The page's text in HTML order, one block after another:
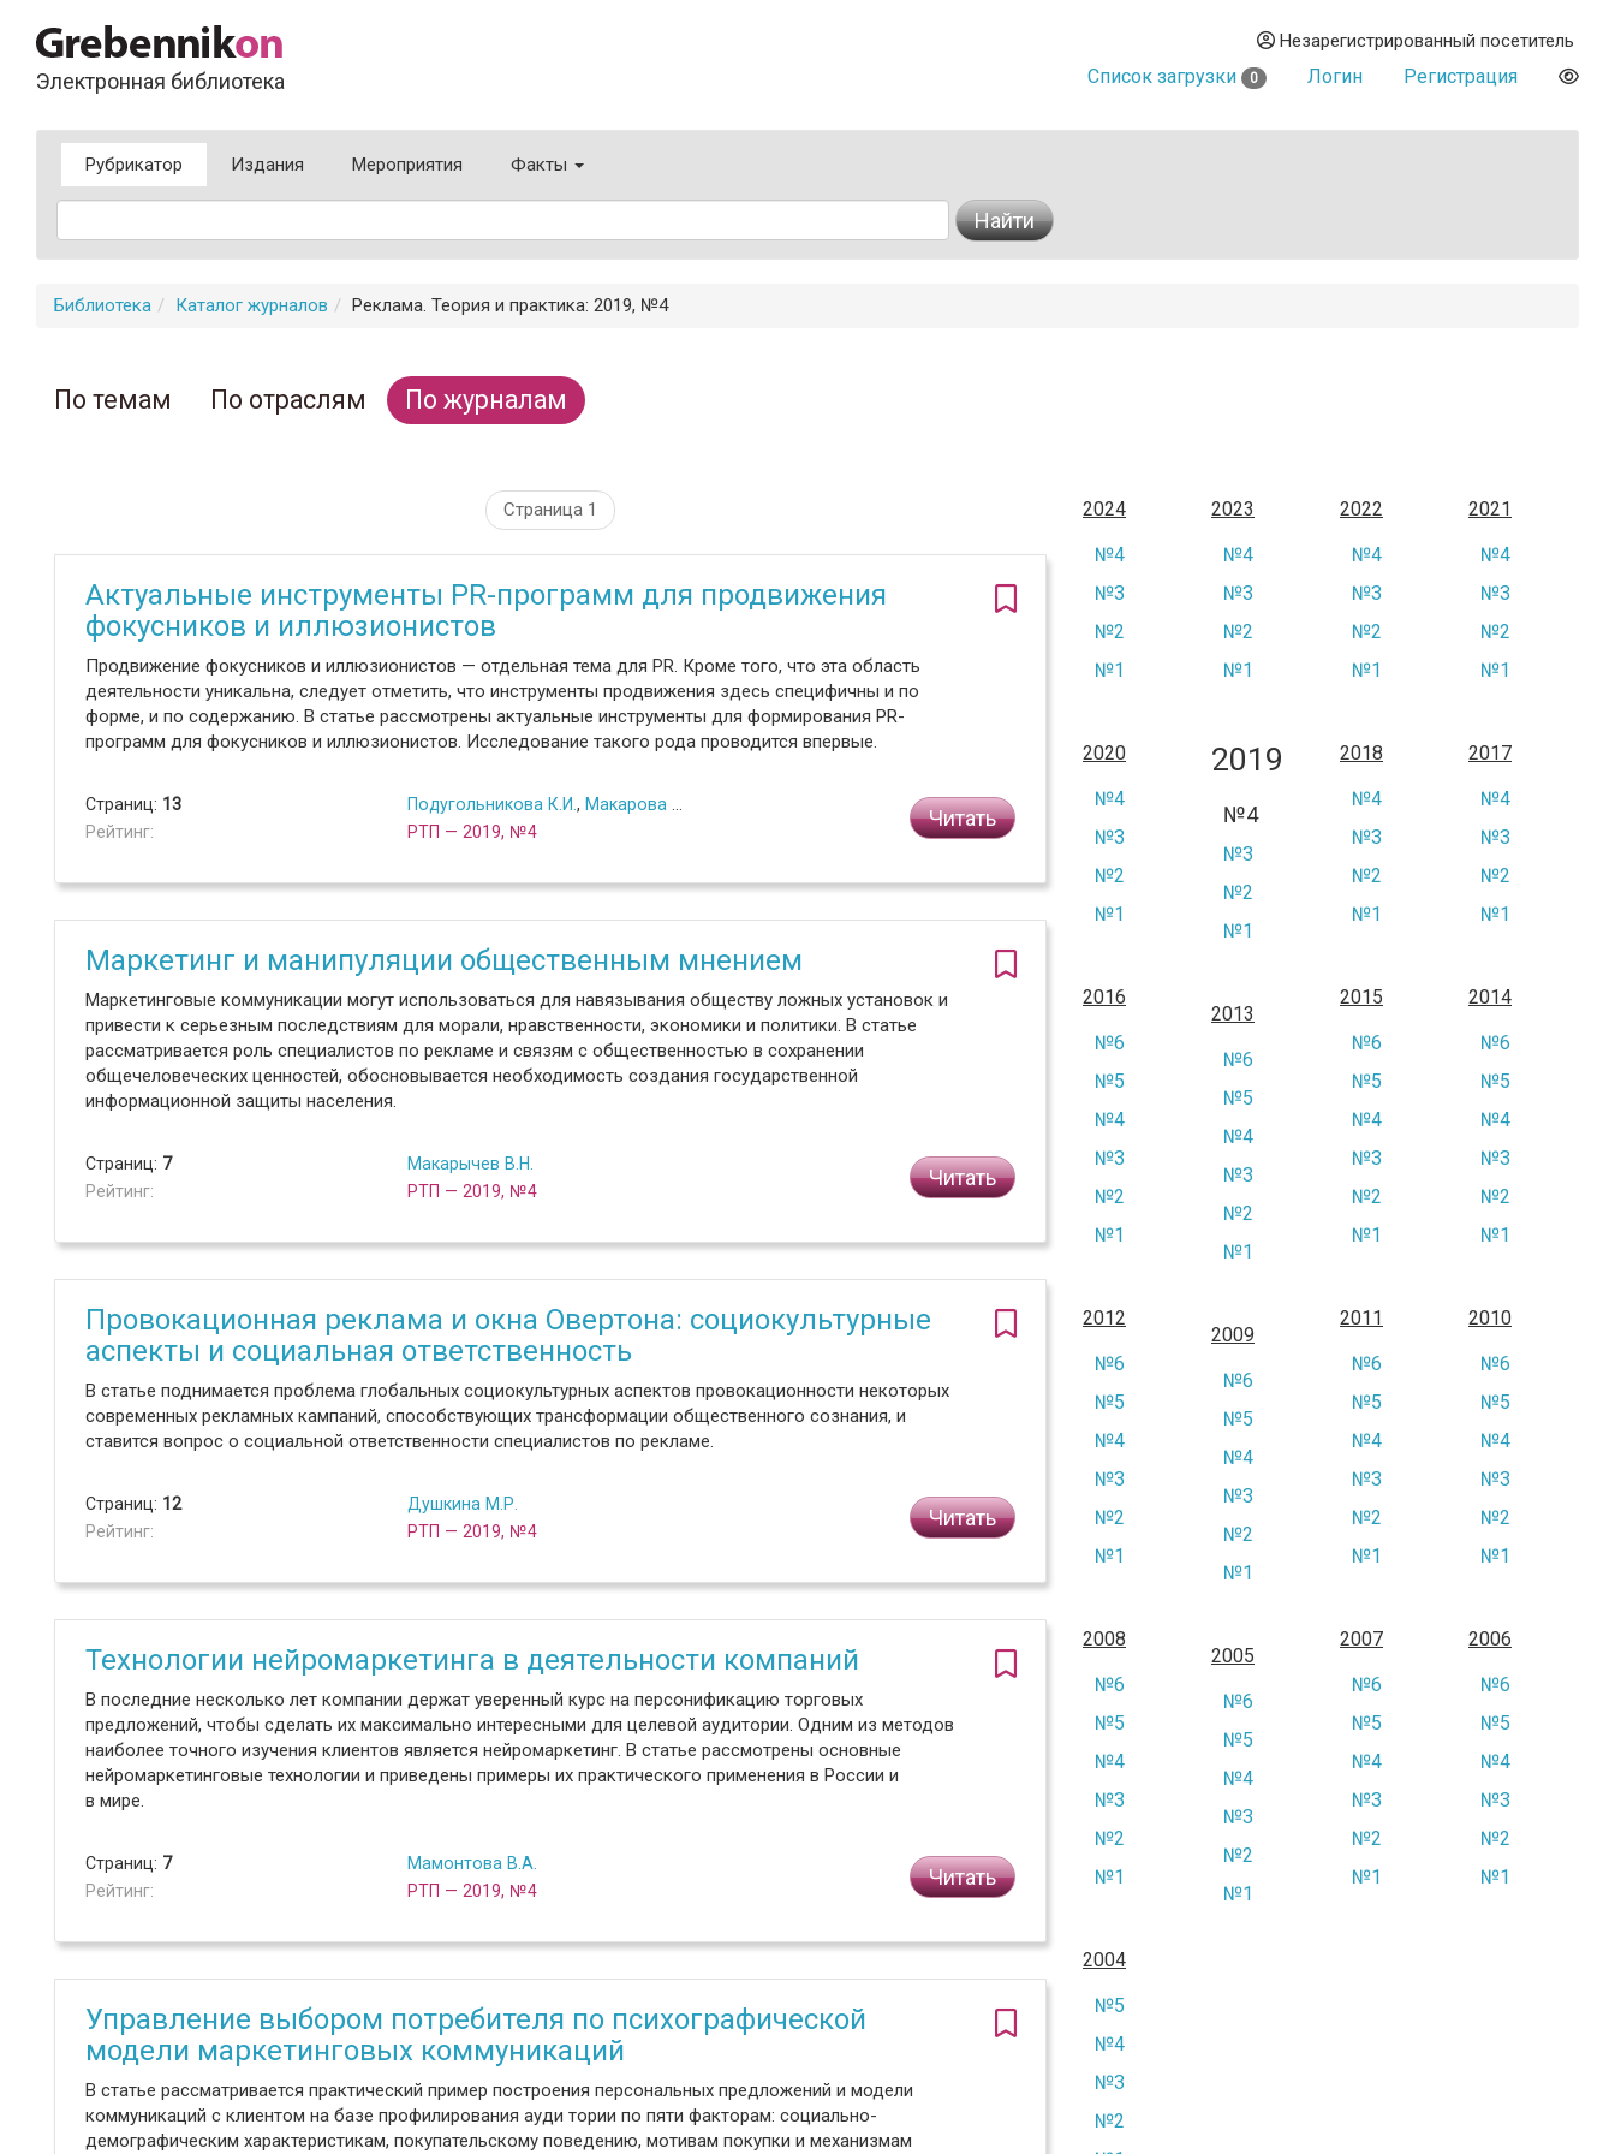
Электронная библиотека
Незарегистрированный посетитель
Список загрузки 0 Логин Регистрация
Рубрикатор Издания Мероприятия Факты
Найти
Библиотека Каталог журналов Реклама. Теория и практика: 2019, №4
По темам По отраслям По журналам
Страница 1
Актуальные инструменты PR-программ для продвижения
фокусников и иллюзионистов
Продвижение фокусников и иллюзионистов — отдельная тема для PR. Кроме того, что эта область
деятельности уникальна, следует отметить, что инструменты продвижения здесь специфичны и по
форме, и по содержанию. В статье рассмотрены актуальные инструменты для формирования PR-
программ для фокусников и иллюзионистов. Исследование такого рода проводится впервые.
Страниц: 13
Рейтинг:
Подугольникова К.И. , Макарова Т.Л.
РТП — 2019, №4
Читать
Маркетинг и манипуляции общественным мнением
Маркетинговые коммуникации могут использоваться для навязывания обществу ложных установок и
привести к серьезным последствиям для морали, нравственности, экономики и политики. В статье
рассматривается роль специалистов по рекламе и связям с общественностью в сохранении
общечеловеческих ценностей, обосновывается необходимость создания государственной
информационной защиты населения.
Страниц: 7
Рейтинг:
Макарычев В.Н.
РТП — 2019, №4
Читать
Провокационная реклама и окна Овертона: социокультурные
аспекты и социальная ответственность
В статье поднимается проблема глобальных социокультурных аспектов провокационности некоторых
современных рекламных кампаний, способствующих трансформации общественного сознания, и
ставится вопрос о социальной ответственности специалистов по рекламе.
Страниц: 12
Рейтинг:
Душкина М.Р.
РТП — 2019, №4
Читать
Технологии нейромаркетинга в деятельности компаний
В последние несколько лет компании держат уверенный курс на персонификацию торговых
предложений, чтобы сделать их максимально интересными для целевой аудитории. Одним из методов
наиболее точного изучения клиентов является нейромаркетинг. В статье рассмотрены основные
нейромаркетинговые технологии и приведены примеры их практического применения в России и
в мире.
Страниц: 7
Рейтинг:
Мамонтова В.А.
РТП — 2019, №4
Читать
Управление выбором потребителя по психографической
модели маркетинговых коммуникаций
В статье рассматривается практический пример построения персональных предложений и модели
коммуникаций с клиентом на базе профилирования ауди тории по пяти факторам: социально-
демографическим характеристикам, покупательскому поведению, мотивам покупки и механизмам
2024
№4
№3
№2
№1
2023
№4
№3
№2
№1
2022
№4
№3
№2
№1
2021
№4
№3
№2
№1
2020
№4
№3
№2
№1
2019
№4
№3
№2
№1
2018
№4
№3
№2
№1
2017
№4
№3
№2
№1
2016
№6
№5
№4
№3
№2
№1
2015
№6
№5
№4
№3
№2
№1
2014
№6
№5
№4
№3
№2
№1
2013
№6
№5
№4
№3
№2
№1
2012
№6
№5
№4
№3
№2
№1
2011
№6
№5
№4
№3
№2
№1
2010
№6
№5
№4
№3
№2
№1
2009
№6
№5
№4
№3
№2
№1
2008
№6
№5
№4
№3
№2
№1
2007
№6
№5
№4
№3
№2
№1
2006
№6
№5
№4
№3
№2
№1
2005
№6
№5
№4
№3
№2
№1
2004
№5
№4
№3
№2